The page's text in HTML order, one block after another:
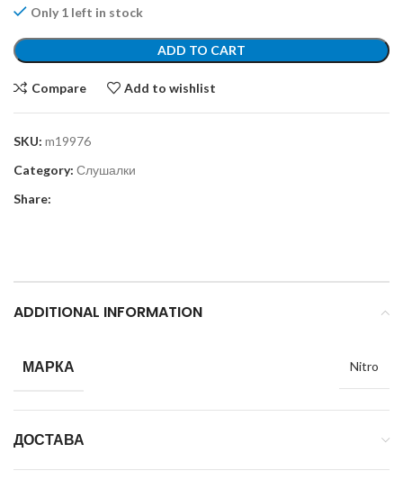
Only 1 left in stock
ADD TO CART
Compare Add to wishlist
SKU: m19976
Category: Слушалки
Share:
ADDITIONAL INFORMATION
МАРКА Nitro
ДОСТАВА